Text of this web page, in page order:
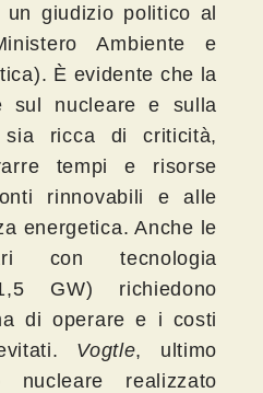
giudizio politico al
Ambiente e
È evidente che la
sul nucleare e sulla
sia ricca di criticità,
tempi e risorse
rinnovabili e alle
energetica. Anche le
con tecnologia
GW) richiedono
di operare e i costi
Vogtle, ultimo
nucleare realizzato